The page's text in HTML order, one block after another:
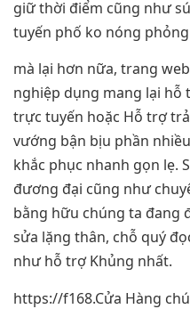
giữ thời điểm cũng như
tuyến phố ko nóng
mà lại hơn nữa, trang
nghiệp dụng mang lại hỗ
trực tuyến hoặc Hỗ trợ
vướng bận bịu phần
khắc phục nhanh gọn lẹ.
đương đại cũng như
bằng hữu chúng ta đang
sửa lặng thân, chỗ quý
như hỗ trợ Khủng nhất.
https://f168.Cửa Hàng